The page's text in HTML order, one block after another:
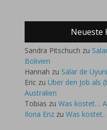
Neueste
Sandra Pitschuch zu
Bolivien
Hannah zu Salar de
Eric zu Über den Job als
Australien
Tobias zu Was kostet…
Ilona Enz zu Was